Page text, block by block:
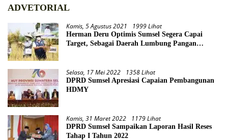
ADVETORIAL
Kamis, 5 Agustus 2021 1999 Lihat
Herman Deru Optimis Sumsel Segera Capai
Target, Sebagai Daerah Lumbung Pangan
Selasa, 17 Mei 2022 1358 Lihat
DPRD Sumsel Apresiasi Capaian Pembangunan
HDMY
Kamis, 31 Maret 2022 1179 Lihat
DPRD Sumsel Sampaikan Laporan Hasil Reses
Tahap I Tahun 2022